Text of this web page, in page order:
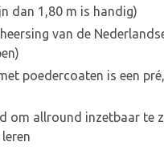
dan 1,80 m is handig)
van de
poedercoaten is een
om allround inzetbaar te